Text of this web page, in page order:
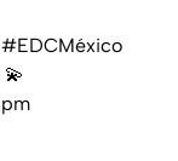
#EDCMéxico
💫